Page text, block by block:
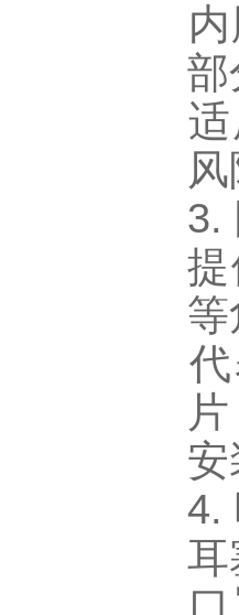
部
3.
4.
耳